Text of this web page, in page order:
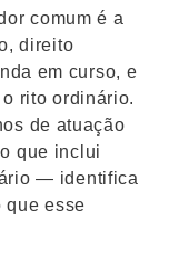
comum é a
direito
em curso, e
rito ordinário.
de atuação
que inclui
— identifica
que esse